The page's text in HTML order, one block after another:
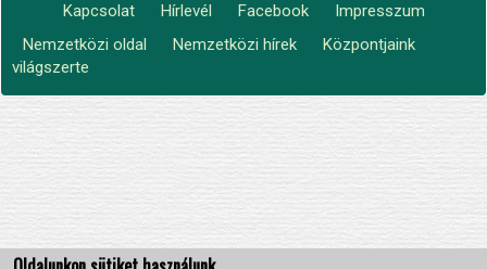
Footer
menu
Kapcsolat Hírlevél Facebook Impresszum
Lábléc2
Nemzetközi oldal Nemzetközi hírek
Központjaink
világszerte